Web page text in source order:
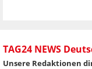
TAG24 NEWS
Unsere Redaktionen